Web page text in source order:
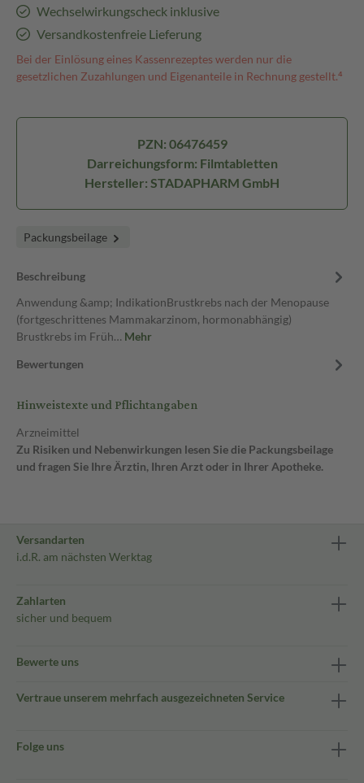
Wechselwirkungscheck inklusive
Versandkostenfreie Lieferung
Bei der Einlösung eines Kassenrezeptes werden nur die
gesetzlichen Zuzahlungen und Eigenanteile in Rechnung gestellt.⁴
PZN: 06476459
Darreichungsform: Filmtabletten
Hersteller: STADAPHARM GmbH
Packungsbeilage
Beschreibung
Anwendung &amp; IndikationBrustkrebs nach der Menopause
(fortgeschrittenes Mammakarzinom, hormonabhängig)
Brustkrebs im Früh… Mehr
Bewertungen
Hinweistexte und Pflichtangaben
Arzneimittel
Zu Risiken und Nebenwirkungen lesen Sie die Packungsbeilage
und fragen Sie Ihre Ärztin, Ihren Arzt oder in Ihrer Apotheke.
Versandarten
i.d.R. am nächsten Werktag
Zahlarten
sicher und bequem
Bewerte uns
Vertraue unserem mehrfach ausgezeichneten Service
Folge uns